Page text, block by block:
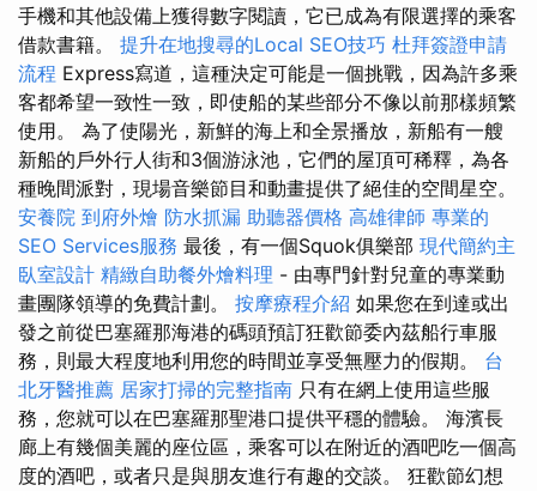
手機和其他設備上獲得數字閱讀，它已成為有限選擇的乘客
借款書籍。 提升在地搜尋的Local SEO技巧 杜拜簽證申請
流程 Express寫道，這種決定可能是一個挑戰，因為許多乘
客都希望一致性一致，即使船的某些部分不像以前那樣頻繁
使用。 為了使陽光，新鮮的海上和全景播放，新船有一艘
新船的戶外行人街和3個游泳池，它們的屋頂可稀釋，為各
種晚間派對，現場音樂節目和動畫提供了絕佳的空間星空。
安養院 到府外燴 防水抓漏 助聽器價格 高雄律師 專業的
SEO Services服務 最後，有一個Squok俱樂部 現代簡約主
臥室設計 精緻自助餐外燴料理 - 由專門針對兒童的專業動
畫團隊領導的免費計劃。 按摩療程介紹 如果您在到達或出
發之前從巴塞羅那海港的碼頭預訂狂歡節委內茲船行車服
務，則最大程度地利用您的時間並享受無壓力的假期。 台
北牙醫推薦 居家打掃的完整指南 只有在網上使用這些服
務，您就可以在巴塞羅那聖港口提供平穩的體驗。 海濱長
廊上有幾個美麗的座位區，乘客可以在附近的酒吧吃一個高
度的酒吧，或者只是與朋友進行有趣的交談。 狂歡節幻想